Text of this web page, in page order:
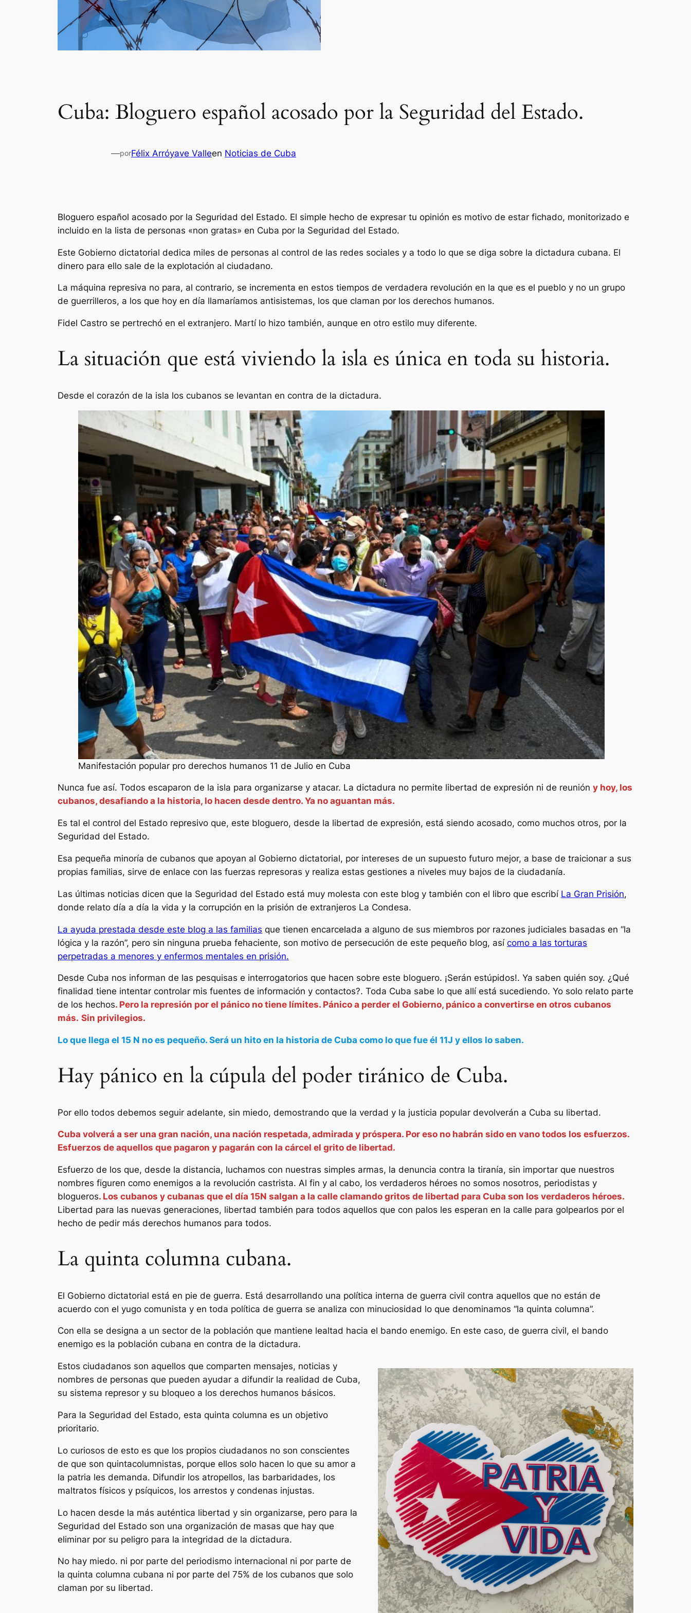
Cuba: Bloguero español acosado por la Seguridad del Estado.
—porFélix Arróyave Valleen Noticias de Cuba
Bloguero español acosado por la Seguridad del Estado. El simple hecho de expresar tu opinión es motivo de estar fichado, monitorizado e
incluido en la lista de personas «non gratas» en Cuba por la Seguridad del Estado.
Este Gobierno dictatorial dedica miles de personas al control de las redes sociales y a todo lo que se diga sobre la dictadura cubana. El
dinero para ello sale de la explotación al ciudadano.
La máquina represiva no para, al contrario, se incrementa en estos tiempos de verdadera revolución en la que es el pueblo y no un grupo
de guerrilleros, a los que hoy en día llamaríamos antisistemas, los que claman por los derechos humanos.
Fidel Castro se pertrechó en el extranjero. Martí lo hizo también, aunque en otro estilo muy diferente.
La situación que está viviendo la isla es única en toda su historia.
Desde el corazón de la isla los cubanos se levantan en contra de la dictadura.
Manifestación popular pro derechos humanos 11 de Julio en Cuba
Nunca fue así. Todos escaparon de la isla para organizarse y atacar. La dictadura no permite libertad de expresión ni de reunión y hoy, los
cubanos, desafiando a la historia, lo hacen desde dentro. Ya no aguantan más.
Es tal el control del Estado represivo que, este bloguero, desde la libertad de expresión, está siendo acosado, como muchos otros, por la
Seguridad del Estado.
Esa pequeña minoría de cubanos que apoyan al Gobierno dictatorial, por intereses de un supuesto futuro mejor, a base de traicionar a sus
propias familias, sirve de enlace con las fuerzas represoras y realiza estas gestiones a niveles muy bajos de la ciudadanía.
Las últimas noticias dicen que la Seguridad del Estado está muy molesta con este blog y también con el libro que escribí La Gran Prisión,
donde relato día a día la vida y la corrupción en la prisión de extranjeros La Condesa.
La ayuda prestada desde este blog a las familias que tienen encarcelada a alguno de sus miembros por razones judiciales basadas en “la
lógica y la razón”, pero sin ninguna prueba fehaciente, son motivo de persecución de este pequeño blog, así como a las torturas
perpetradas a menores y enfermos mentales en prisión.
Desde Cuba nos informan de las pesquisas e interrogatorios que hacen sobre este bloguero. ¡Serán estúpidos!. Ya saben quién soy. ¿Qué
finalidad tiene intentar controlar mis fuentes de información y contactos?. Toda Cuba sabe lo que allí está sucediendo. Yo solo relato parte
de los hechos. Pero la represión por el pánico no tiene límites. Pánico a perder el Gobierno, pánico a convertirse en otros cubanos
más. Sin privilegios.
Lo que llega el 15 N no es pequeño. Será un hito en la historia de Cuba como lo que fue él 11J y ellos lo saben.
Hay pánico en la cúpula del poder tiránico de Cuba.
Por ello todos debemos seguir adelante, sin miedo, demostrando que la verdad y la justicia popular devolverán a Cuba su libertad.
Cuba volverá a ser una gran nación, una nación respetada, admirada y próspera. Por eso no habrán sido en vano todos los esfuerzos.
Esfuerzos de aquellos que pagaron y pagarán con la cárcel el grito de libertad.
Esfuerzo de los que, desde la distancia, luchamos con nuestras simples armas, la denuncia contra la tiranía, sin importar que nuestros
nombres figuren como enemigos a la revolución castrista. Al fin y al cabo, los verdaderos héroes no somos nosotros, periodistas y
blogueros. Los cubanos y cubanas que el día 15N salgan a la calle clamando gritos de libertad para Cuba son los verdaderos héroes.
Libertad para las nuevas generaciones, libertad también para todos aquellos que con palos les esperan en la calle para golpearlos por el
hecho de pedir más derechos humanos para todos.
La quinta columna cubana.
El Gobierno dictatorial está en pie de guerra. Está desarrollando una política interna de guerra civil contra aquellos que no están de
acuerdo con el yugo comunista y en toda política de guerra se analiza con minuciosidad lo que denominamos “la quinta columna”.
Con ella se designa a un sector de la población que mantiene lealtad hacia el bando enemigo. En este caso, de guerra civil, el bando
enemigo es la población cubana en contra de la dictadura.
Estos ciudadanos son aquellos que comparten mensajes, noticias y
nombres de personas que pueden ayudar a difundir la realidad de Cuba,
su sistema represor y su bloqueo a los derechos humanos básicos.
Para la Seguridad del Estado, esta quinta columna es un objetivo
prioritario.
Lo curiosos de esto es que los propios ciudadanos no son conscientes
de que son quintacolumnistas, porque ellos solo hacen lo que su amor a
la patria les demanda. Difundir los atropellos, las barbaridades, los
maltratos físicos y psíquicos, los arrestos y condenas injustas.
Lo hacen desde la más auténtica libertad y sin organizarse, pero para la
Seguridad del Estado son una organización de masas que hay que
eliminar por su peligro para la integridad de la dictadura.
No hay miedo. ni por parte del periodismo internacional ni por parte de
la quinta columna cubana ni por parte del 75% de los cubanos que solo
claman por su libertad.